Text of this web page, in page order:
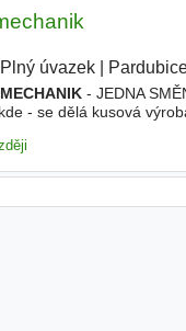
Plný úvazek
- JEDNA
- se dělá kusová